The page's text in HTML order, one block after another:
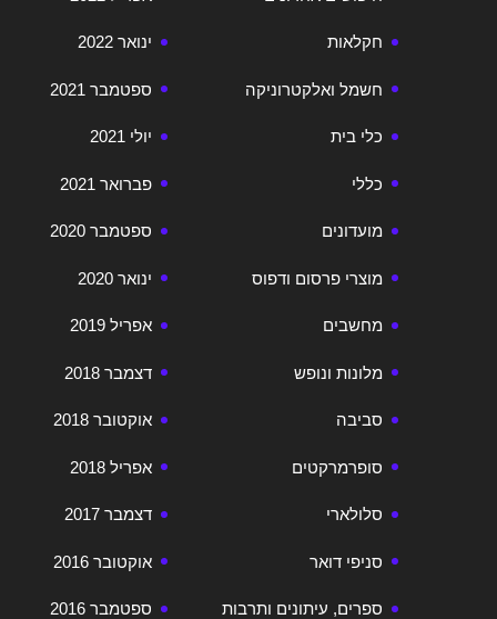
ינואר 2022
ספטמבר 2021
יולי 2021
פברואר 2021
ספטמבר 2020
ינואר 2020
אפריל 2019
דצמבר 2018
אוקטובר 2018
אפריל 2018
דצמבר 2017
אוקטובר 2016
ספטמבר 2016
חקלאות
חשמל ואלקטרוניקה
כלי בית
כללי
מועדונים
מוצרי פרסום ודפוס
מחשבים
מלונות ונופש
סביבה
סופרמרקטים
סלולארי
סניפי דואר
ספרים, עיתונים ותרבות